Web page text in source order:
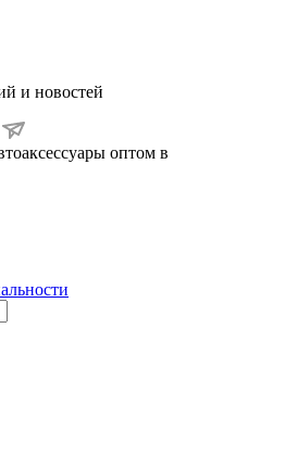
и новостей
оптом в